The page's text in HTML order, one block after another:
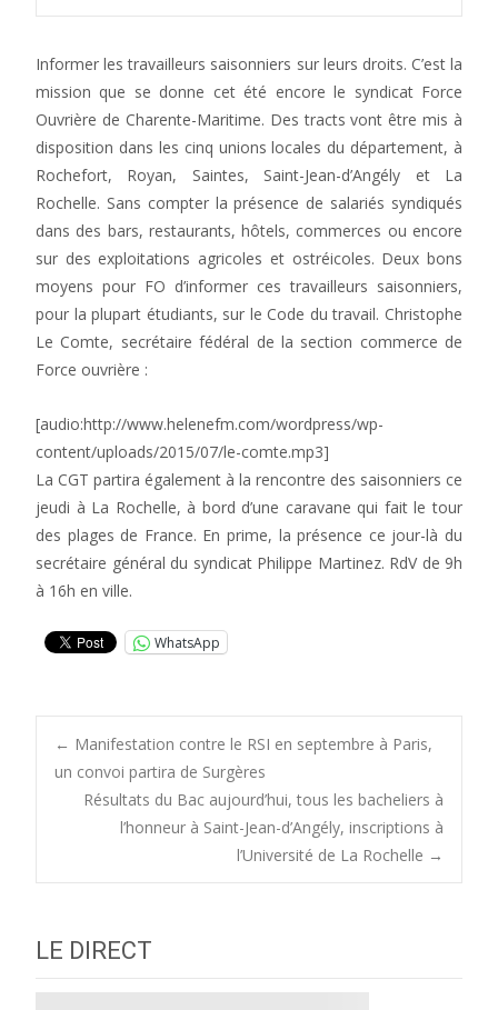
Informer les travailleurs saisonniers sur leurs droits. C’est la
mission que se donne cet été encore le syndicat Force
Ouvrière de Charente-Maritime. Des tracts vont être mis à
disposition dans les cinq unions locales du département, à
Rochefort, Royan, Saintes, Saint-Jean-d’Angély et La
Rochelle. Sans compter la présence de salariés syndiqués
dans des bars, restaurants, hôtels, commerces ou encore
sur des exploitations agricoles et ostréicoles. Deux bons
moyens pour FO d’informer ces travailleurs saisonniers,
pour la plupart étudiants, sur le Code du travail. Christophe
Le Comte, secrétaire fédéral de la section commerce de
Force ouvrière :
[audio:http://www.helenefm.com/wordpress/wp-
content/uploads/2015/07/le-comte.mp3]
La CGT partira également à la rencontre des saisonniers ce
jeudi à La Rochelle, à bord d’une caravane qui fait le tour
des plages de France. En prime, la présence ce jour-là du
secrétaire général du syndicat Philippe Martinez. RdV de 9h
à 16h en ville.
WhatsApp
Post
navigation
← Manifestation contre le RSI en septembre à Paris,
un convoi partira de Surgères
Résultats du Bac aujourd’hui, tous les bacheliers à
l’honneur à Saint-Jean-d’Angély, inscriptions à
l’Université de La Rochelle →
LE DIRECT